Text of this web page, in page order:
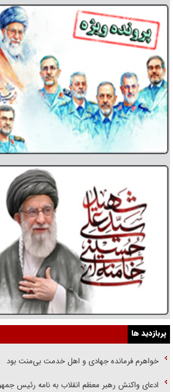
پربازدید ها
خواهرم فرمانده جهادی و اهل خدمت بی‌منت بود
ادعای واکنش رهبر معظم انقلاب به نامه رئیس